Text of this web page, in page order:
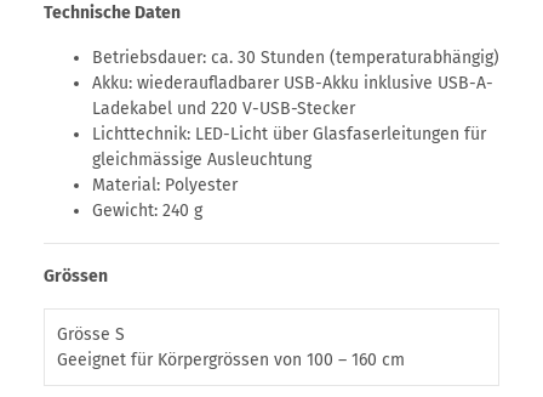
Technische Daten
Betriebsdauer: ca. 30 Stunden (temperaturabhängig)
Akku: wiederaufladbarer USB-Akku inklusive USB-A-
Ladekabel und 220 V-USB-Stecker
Lichttechnik: LED-Licht über Glasfaserleitungen für
gleichmässige Ausleuchtung
Material: Polyester
Gewicht: 240 g
Grössen
Grösse S
Geeignet für Körpergrössen von 100 – 160 cm